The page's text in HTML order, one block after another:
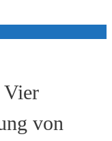
Vier
von